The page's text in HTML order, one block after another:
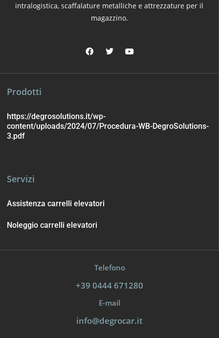
intralogistica, scaffalature metalliche e attrezzature per il
magazzino.
Prodotti
https://degrosolutions.it/wp-
content/uploads/2024/07/Procedura-WB-DegroSolutions-
3.pdf
Servizi
Assistenza carrelli elevatori
Noleggio carrelli elevatori
Telefono
+39 0444 671280
E-mail
info@degrocar.it